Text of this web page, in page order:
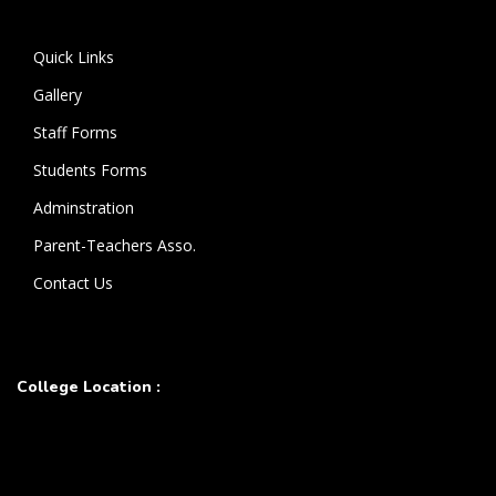
Quick Links
Gallery
Staff Forms
Students Forms
Adminstration
Parent-Teachers Asso.
Contact Us
College Location :